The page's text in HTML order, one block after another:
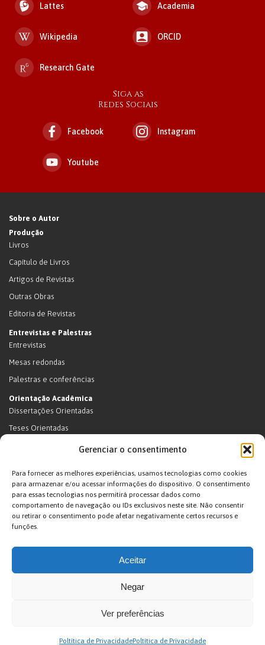
Gerenciar o consentimento
Para fornecer as melhores experiências, usamos tecnologias como cookies
para armazenar e/ou acessar informações do dispositivo. O consentimento
para essas tecnologias nos permitirá processar dados como
comportamento de navegação ou IDs exclusivos neste site. Não consentir
ou retirar o consentimento pode afetar negativamente certos recursos e
funções.
Aceitar
Negar
Ver preferências
Poltítica de PrivacidadePoltítica de Privacidade
Lattes Academia
Wikipedia ORCID
Research Gate
Siga as
Redes Sociais
Facebook Instagram
Youtube
Sobre o Autor
Produção
Livros
Capítulo de Livros
Artigos de Revistas
Outras Obras
Editoria de Revistas
Entrevistas e Palestras
Entrevistas
Mesas redondas
Palestras e conferências
Orientação Acadêmica
Dissertações Orientadas
Teses Orientadas
Livros (dissertações e teses)
Supervisão de pós-doutorado
Supervisão de pós-doutorado (em andamento)
Orientações de outra natureza
Exposições
Terras Indígenas
Projetos
Arte Digital internet